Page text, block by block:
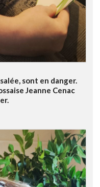
sont en danger.
Jeanne Cenac